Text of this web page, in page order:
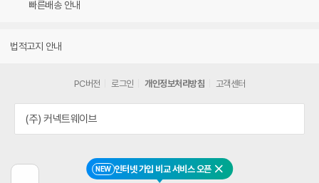
NEW 인터넷 가입 비교 서비스 오픈 닫기
빠른배송 안내
법적고지 안내
PC버전 로그인 개인정보처리방침 고객센터
(주) 커넥트웨이브